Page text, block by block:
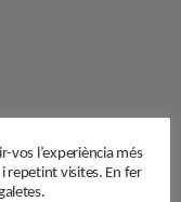
vos l’experiència més
repetint visites. En fer